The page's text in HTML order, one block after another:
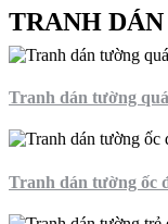
TRANH
Tranh dán tường
Tranh dán tường ốc